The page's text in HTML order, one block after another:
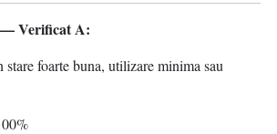
Verificat A:
foarte buna, utilizare minima sau